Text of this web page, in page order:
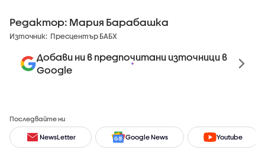
Редактор: Мария Барабашка
Източник: Пресцентър БАБХ
Добави ни в предпочитани източници в
Google
Последвайте ни
NewsLetter Google News Youtube